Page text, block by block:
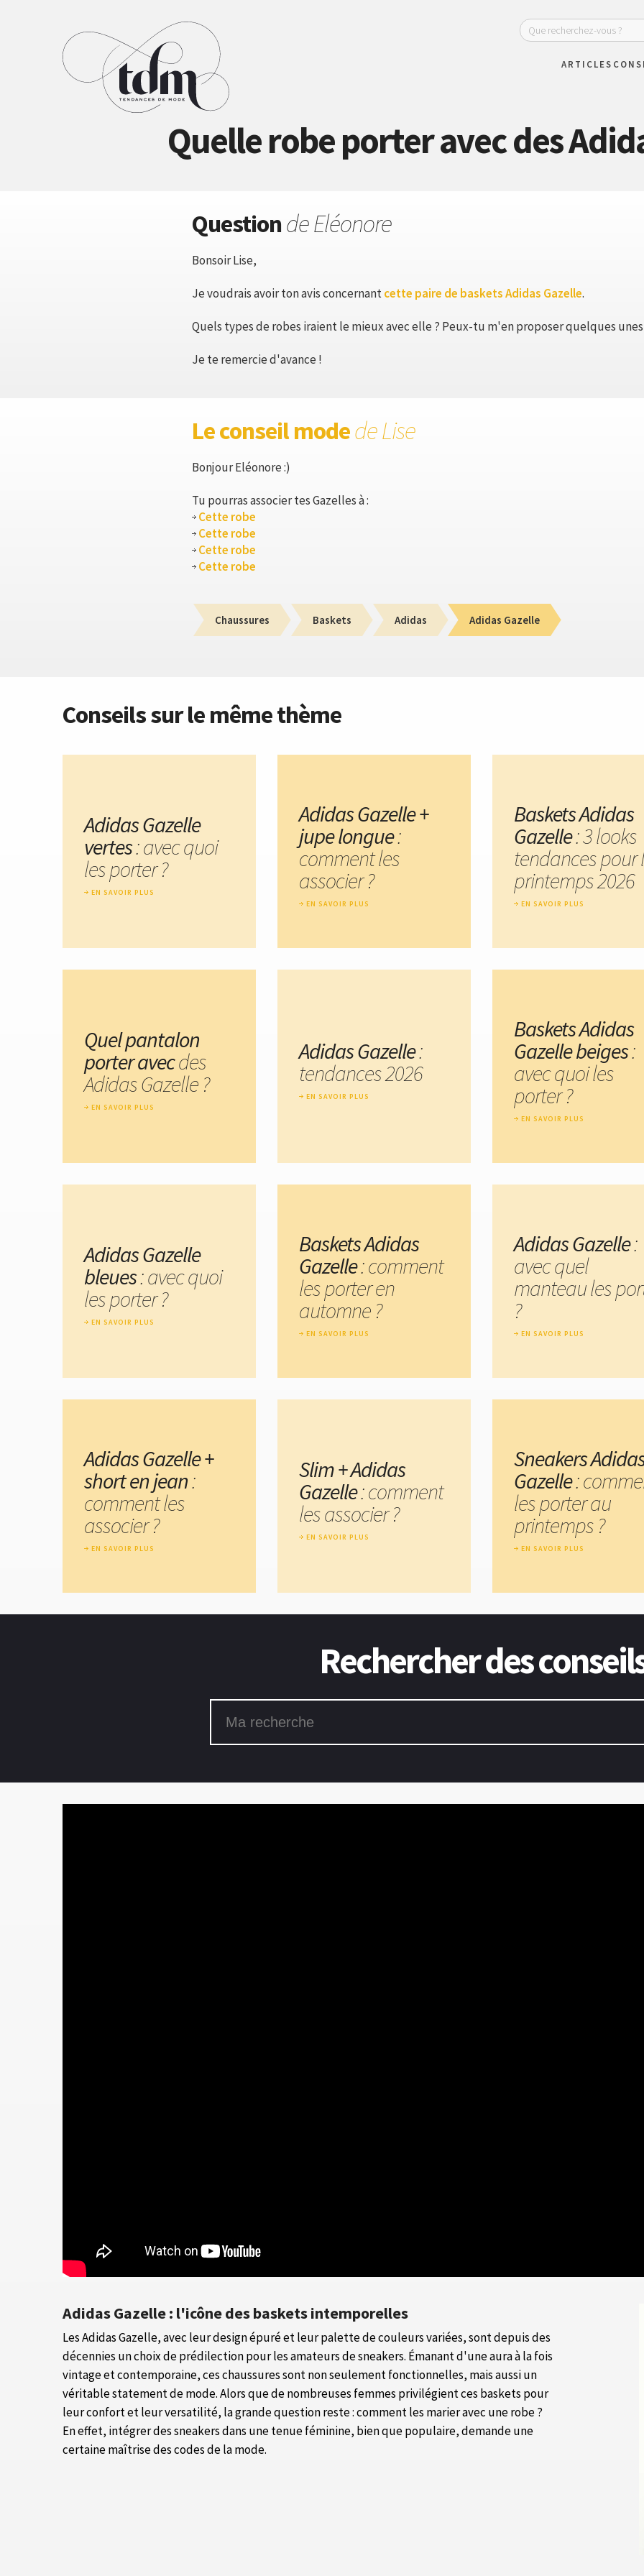
ARTICLES
Quelle robe porter avec des
Questionde Eléonore
Bonsoir Lise,
Je voudrais avoir ton avis concernantcette paire de baskets Adidas Gazelle.
Quels types de robes iraient le mieux avec elle ? Peux-tu m'en proposer quelques
Je te remercie d'avance !
Le conseil modede Lise
Bonjour Eléonore :)
Tu pourras associer tes Gazelles à :
Cette robe
Cette robe
Cette robe
Cette robe
Chaussures Baskets Adidas Adidas Gazelle
Adidas Gazelle : l'icône des baskets intemporelles
Les Adidas Gazelle, avec leur design épuré et leur palette de couleurs variées, sont depuis des
décennies un choix de prédilection pour les amateurs de sneakers. Émanant d'une aura à la fois
vintage et contemporaine, ces chaussures sont non seulement fonctionnelles, mais aussi un
véritable statement de mode. Alors que de nombreuses femmes privilégient ces baskets pour
leur confort et leur versatilité, la grande question reste : comment les marier avec une robe ?
En effet, intégrer des sneakers dans une tenue féminine, bien que populaire, demande une
certaine maîtrise des codes de la mode.
Conseils sur le même thème
Adidas Gazelle
vertes: avec quoi
les porter ?
EN SAVOIR PLUS
Adidas Gazelle +
jupe longue:
comment les
associer ?
EN SAVOIR PLUS
Baskets Adidas
Gazelle: 3 looks
tendances pour
printemps 2026
EN SAVOIR PLUS
Quel pantalon
porter avecdes
Adidas Gazelle ?
EN SAVOIR PLUS
Adidas Gazelle:
tendances 2026
EN SAVOIR PLUS
Baskets Adidas
Gazelle beiges:
avec quoi les
porter ?
EN SAVOIR PLUS
Adidas Gazelle
bleues: avec quoi
les porter ?
EN SAVOIR PLUS
Baskets Adidas
Gazelle: comment
les porter en
automne ?
EN SAVOIR PLUS
Adidas Gazelle:
avec quel
manteau les
?
EN SAVOIR PLUS
Adidas Gazelle +
short en jean:
comment les
associer ?
EN SAVOIR PLUS
Slim + Adidas
Gazelle: comment
les associer ?
EN SAVOIR PLUS
Sneakers
Gazelle:
les porter au
printemps ?
EN SAVOIR PLUS
Rechercher des